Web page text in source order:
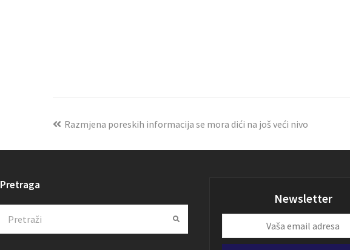
Razmjena poreskih informacija se mora dići na još veći nivo
Pretraga
Submit
Newsletter
email